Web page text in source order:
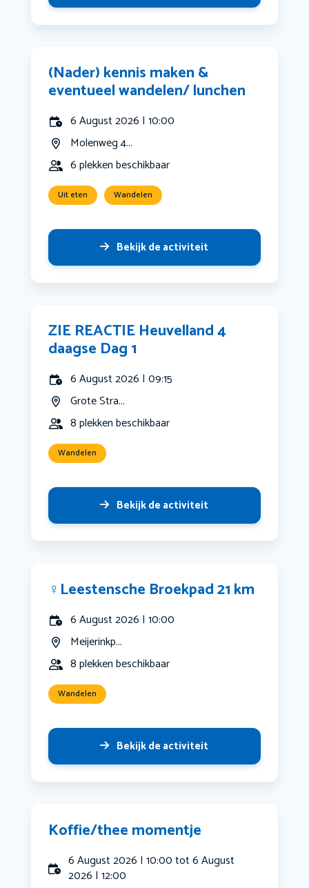
(Nader) kennis maken &
eventueel wandelen/ lunchen
6 August 2026 | 10:00
Molenweg 4...
6 plekken beschikbaar
Uit eten Wandelen
Bekijk de activiteit
ZIE REACTIE Heuvelland 4
daagse Dag 1
6 August 2026 | 09:15
Grote Stra...
8 plekken beschikbaar
Wandelen
Bekijk de activiteit
‍♀️Leestensche Broekpad 21 km
6 August 2026 | 10:00
Meijerinkp...
8 plekken beschikbaar
Wandelen
Bekijk de activiteit
Koffie/thee momentje
6 August 2026 | 10:00 tot 6 August
2026 | 12:00